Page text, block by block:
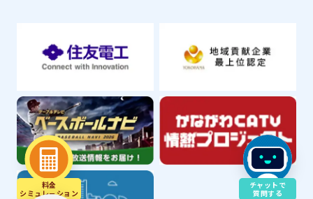
料金
シミュレ－ション
チャットで
質問する